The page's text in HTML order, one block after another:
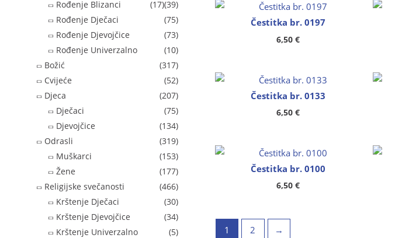
(39)
Rođenje Blizanci
(17)
Rođenje Dječaci
(75)
Rođenje Djevojčice
(73)
Rođenje Univerzalno
(10)
Božić
(317)
Cvijeće
(52)
Djeca
(207)
Dječaci
(75)
Djevojčice
(134)
Odrasli
(319)
Muškarci
(153)
Žene
(177)
Religijske svečanosti
(466)
Krštenje Dječaci
(30)
Krštenje Djevojčice
(34)
Krštenje Univerzalno
(5)
Čestitka br. 0197
6,50€
Čestitka br. 0133
6,50€
Čestitka br. 0100
6,50€
1 2 →